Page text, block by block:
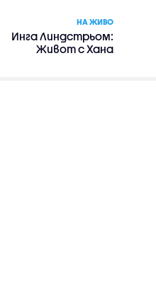
НА ЖИВО
Инга Линдстрьом:
Живот с Хана